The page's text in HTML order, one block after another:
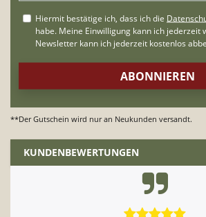
**Der Gutschein wird nur an Neukunden versandt.
KUNDENBEWERTUNGEN